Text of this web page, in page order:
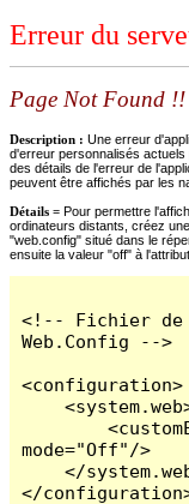
Erreur du
Page Not Found !!
Description : Une erreur
d'erreur personnalisés
des détails de l'erreur de
peuvent être affichés par les
Détails = Pour permettre
ordinateurs distants, créez
"web.config" situé dans le
ensuite la valeur "off" à
<!-- Fichier de
Web.Config -->
<configuration>
    <system.web>
        <customErrors
mode="Off"/>
    </system.web>
</